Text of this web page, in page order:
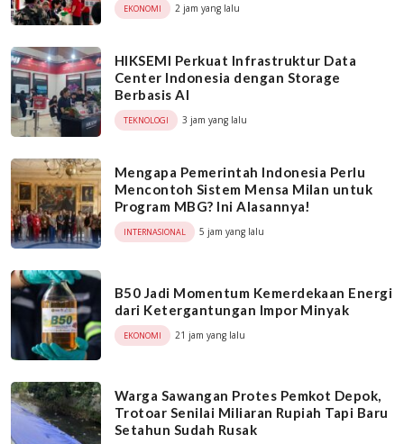
EKONOMI 2 jam yang lalu
HIKSEMI Perkuat Infrastruktur Data
Center Indonesia dengan Storage
Berbasis AI
TEKNOLOGI 3 jam yang lalu
Mengapa Pemerintah Indonesia Perlu
Mencontoh Sistem Mensa Milan untuk
Program MBG? Ini Alasannya!
INTERNASIONAL 5 jam yang lalu
B50 Jadi Momentum Kemerdekaan Energi
dari Ketergantungan Impor Minyak
EKONOMI 21 jam yang lalu
Warga Sawangan Protes Pemkot Depok,
Trotoar Senilai Miliaran Rupiah Tapi Baru
Setahun Sudah Rusak